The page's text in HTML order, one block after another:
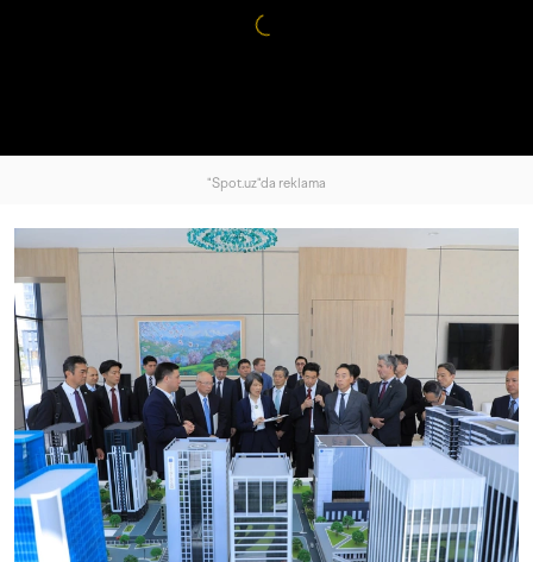
"Spot.uz"da reklama